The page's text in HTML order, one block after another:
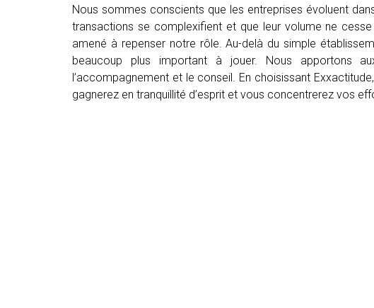
Nous sommes conscients que les entreprises évoluent
transactions se complexifient et que leur volume ne cesse
amené à repenser notre rôle. Au-delà du simple
beaucoup plus important à jouer. Nous apportons
l’accompagnement et le conseil. En choisissant
gagnerez en tranquillité d’esprit et vous concentrerez vos